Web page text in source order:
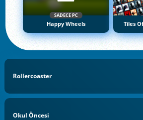
SADECE PC
Happy Wheels Tiles
Rollercoaster
Okul Öncesi